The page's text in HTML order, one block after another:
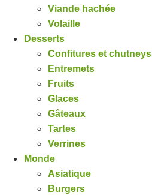
Viande hachée
Volaille
Desserts
Confitures et chutneys
Entremets
Fruits
Glaces
Gâteaux
Tartes
Verrines
Monde
Asiatique
Burgers